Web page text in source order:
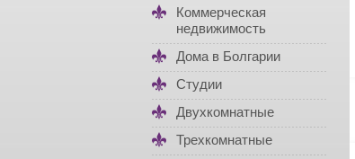
Коммерческая
недвижимость
Дома в Болгарии
Студии
Двухкомнатные
Трехкомнатные